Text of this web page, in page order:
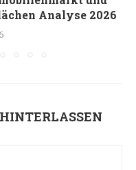
Analyse 2026